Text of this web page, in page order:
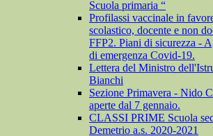
Scuola primaria “
Profilassi vaccinale in
scolastico, docente e non
FFP2. Piani di sicurezza -
di emergenza Covid-19.
Lettera del Ministro
Bianchi
Sezione Primavera - Nido
aperte dal 7 gennaio.
CLASSI PRIME Scuola
Demetrio a.s. 2020-2021